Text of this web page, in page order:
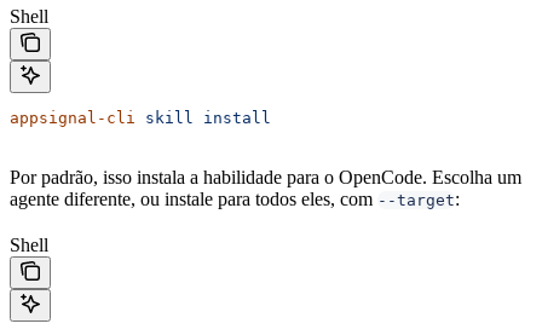
Shell
appsignal-cli skill install
Por padrão, isso instala a habilidade para o OpenCode. Escolha um
agente diferente, ou instale para todos eles, com --target:
Shell